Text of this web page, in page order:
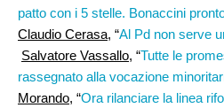
patto con i 5 stelle. Bonaccini
Claudio Cerasa, “Al Pd non serve
Salvatore Vassallo, “Tutte le
rassegnato alla vocazione
Morando, “Ora rilanciare la linea